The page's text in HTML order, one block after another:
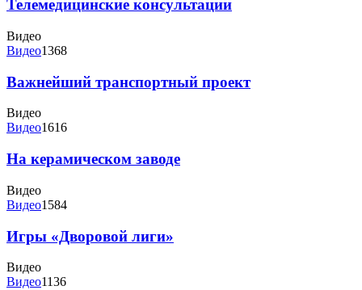
Телемедицинские консультации
Видео
Видео1368
Важнейший транспортный проект
Видео
Видео1616
На керамическом заводе
Видео
Видео1584
Игры «Дворовой лиги»
Видео
Видео1136